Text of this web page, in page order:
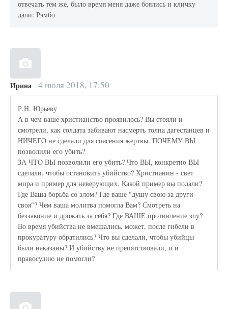
отвечать тем же, было время меня даже боялись и кличку
дали: Рэмбо
Ирина 4 июля 2018, 17:50
Р.Н. Юрьеву
А в чем ваше христианство проявилось? Вы стояли и
смотрели, как солдата забивают насмерть толпа дагестанцев и
НИЧЕГО не сделали для спасения жертвы. ПОЧЕМУ ВЫ
позволили его убить?
ЗА ЧТО ВЫ позволили его убить? Что ВЫ, конкретно ВЫ
сделали, чтобы остановить убийство? Христианин - свет
мира и пример для неверующих. Какой пример вы подали?
Где Ваша борьба со злом? Где ваше "душу свою за други
своя"? Чем ваша молитва помогла Вам? Смотреть на
беззаконие и дрожать за себя? Где ВАШЕ противление злу?
Во время убийства не вмешались, может, после гибели в
прокуратуру обратились? Что вы сделали, чтобы убийцы
были наказаны? И убийству не препятствовали, и и
правосудию не помогли?